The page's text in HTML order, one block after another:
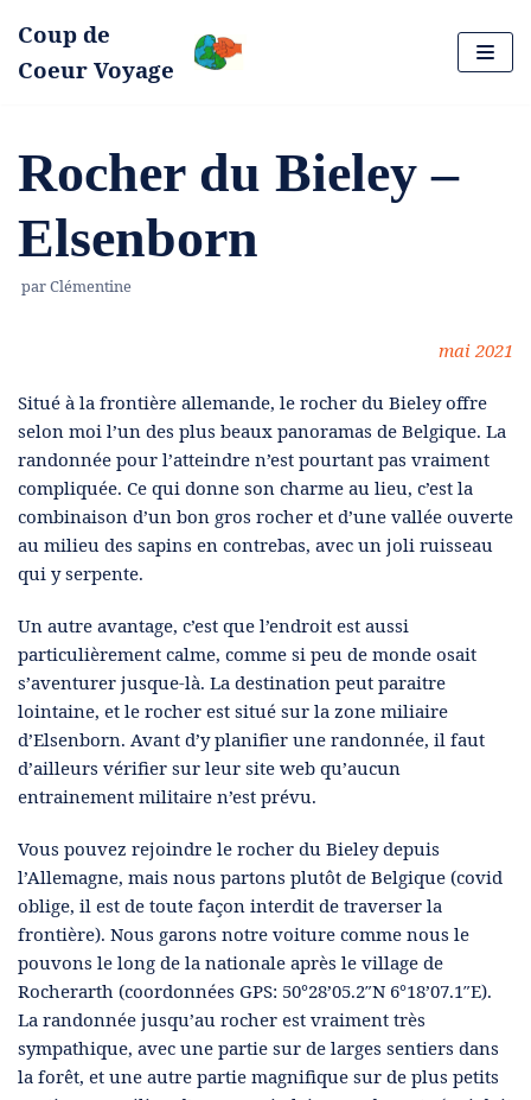
Aller
Coup de
Coeur Voyage
Rocher du Bieley –
Elsenborn
parClémentine
mai 2021
Situé à la frontière allemande, le rocher du Bieley offre
selon moi l’un des plus beaux panoramas de Belgique. La
randonnée pour l’atteindre n’est pourtant pas vraiment
compliquée. Ce qui donne son charme au lieu, c’est la
combinaison d’un bon gros rocher et d’une vallée ouverte
au milieu des sapins en contrebas, avec un joli ruisseau
qui y serpente.
Un autre avantage, c’est que l’endroit est aussi
particulièrement calme, comme si peu de monde osait
s’aventurer jusque-là. La destination peut paraitre
lointaine, et le rocher est situé sur la zone miliaire
d’Elsenborn. Avant d’y planifier une randonnée, il faut
d’ailleurs vérifier sur leur site web qu’aucun
entrainement militaire n’est prévu.
Vous pouvez rejoindre le rocher du Bieley depuis
l’Allemagne, mais nous partons plutôt de Belgique (covid
oblige, il est de toute façon interdit de traverser la
frontière). Nous garons notre voiture comme nous le
pouvons le long de la nationale après le village de
Rocherarth (coordonnées GPS: 50°28’05.2″N 6°18’07.1″E).
La randonnée jusqu’au rocher est vraiment très
sympathique, avec une partie sur de larges sentiers dans
la forêt, et une autre partie magnifique sur de plus petits